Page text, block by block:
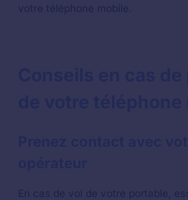
votre téléphone mobile.
En cas de vol de votre portable,